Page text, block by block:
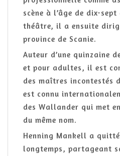
scène à l’âge de dix-sept
théâtre, il a ensuite
province de Scanie.
Auteur d’une quinzaine
et pour adultes, il est
des maîtres incontestés
est connu
des Wallander qui met
du même nom.
Henning Mankell a
longtemps, partageant